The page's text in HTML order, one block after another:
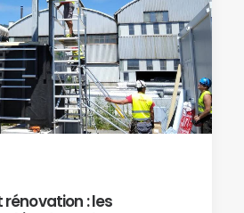
rénovation : les